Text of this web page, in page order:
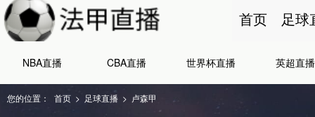
首页 足球
NBA直播 CBA直播 世界杯直播 英超直播
您的位置： 首页 > 足球直播 > 卢森甲